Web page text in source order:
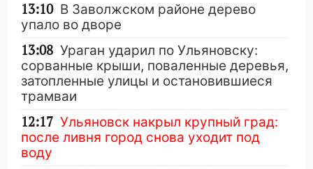
13:10 В Заволжском районе дерево
упало во дворе
13:08 Ураган ударил по Ульяновску:
сорванные крыши, поваленные деревья,
затопленные улицы и остановившиеся
трамваи
12:17 Ульяновск накрыл крупный град:
после ливня город снова уходит под
воду